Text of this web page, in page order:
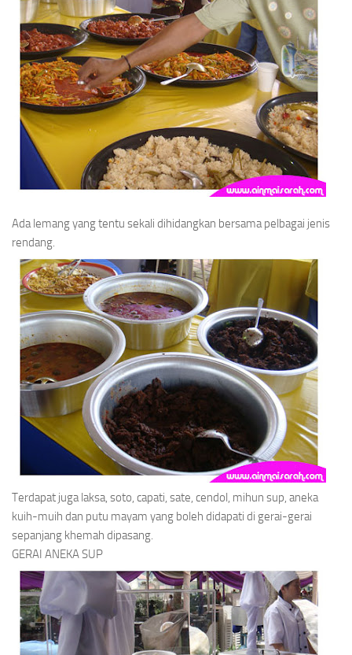
Ada lemang yang tentu sekali dihidangkan bersama pelbagai jenis
rendang.
Terdapat juga laksa, soto, capati, sate, cendol, mihun sup, aneka
kuih-muih dan putu mayam yang boleh didapati di gerai-gerai
sepanjang khemah dipasang.
GERAI ANEKA SUP